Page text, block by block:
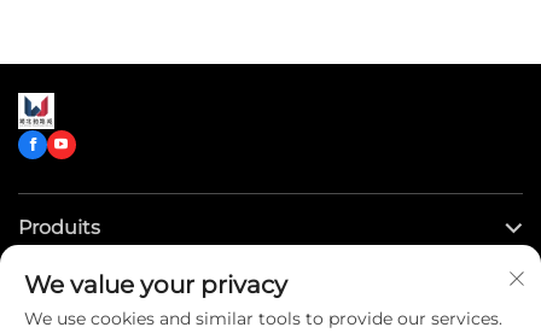
les incendies et effectuer
sauvetage. Ils sont
généralement conçus et
lutte contre l'incendie,
d'équipements de
protection, ce qui leur
Produits
Liens rapides
We value your privacy
We use cookies and similar tools to provide our services.